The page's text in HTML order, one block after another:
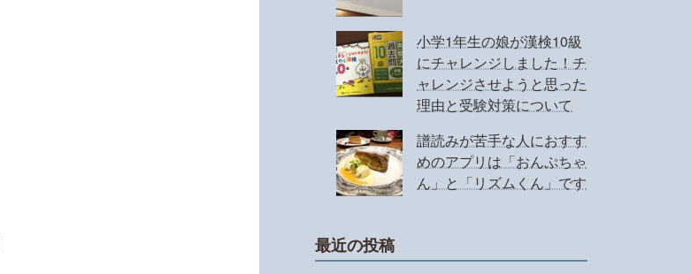
小学1年生の娘が漢検10級
にチャレンジしました！チ
ャレンジさせようと思った
理由と受験対策について
譜読みが苦手な人におすす
めのアプリは「おんぷちゃ
ん」と「リズムくん」です
最近の投稿